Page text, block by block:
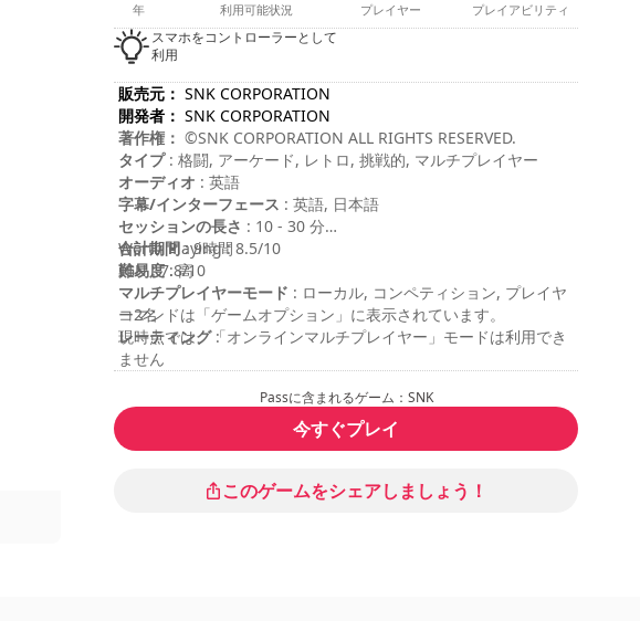
年 利用可能状況 プレイヤー プレイアビリティ
スマホをコントローラーとして
利用
販売元： SNK CORPORATION
開発者： SNK CORPORATION
著作権： ©SNK CORPORATION ALL RIGHTS RESERVED.
タイプ: 格闘, アーケード, レトロ, 挑戦的, マルチプレイヤー
オーディオ : 英語
字幕/インターフェース : 英語, 日本語
セッションの長さ : 10 - 30 分
合計期間: 9時間
難易度: 高
マルチプレイヤーモード : ローカル, コンペティション, プレイヤ
ー2名
レーティング:
Worth Playing : 8.5/10
IGN : 7.8/10
コマンドは「ゲームオプション」に表示されています。
現時点では、「オンラインマルチプレイヤー」モードは利用でき
ません
Passに含まれるゲーム：SNK
今すぐプレイ
このゲームをシェアしましょう！